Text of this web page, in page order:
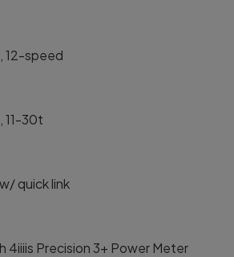
12-speed
11-30t
quick link
4iiiis Precision 3+ Power Meter